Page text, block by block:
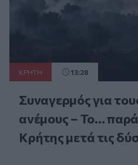
ΚΡΗΤΗ 13:28
Συναγερμός για
ανέμους – Το...
Κρήτης μετά τις